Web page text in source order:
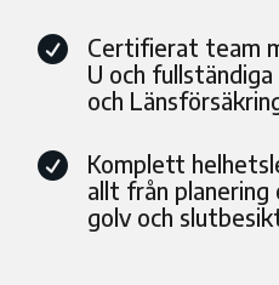

Certifierat team
U och
och

Komplett
allt från
golv och